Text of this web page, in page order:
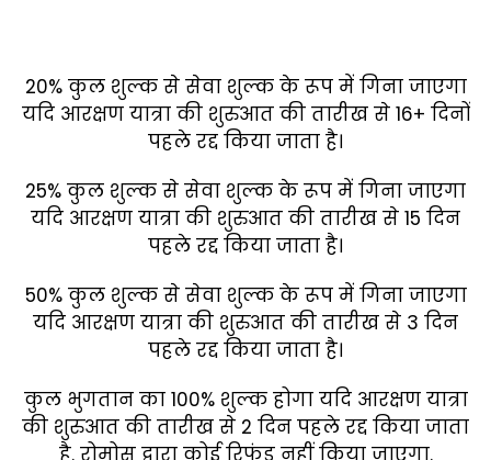
20% कुल शुल्क से सेवा शुल्क के रूप में गिना जाएगा
यदि आरक्षण यात्रा की शुरुआत की तारीख से 16+ दिनों
पहले रद्द किया जाता है।
25% कुल शुल्क से सेवा शुल्क के रूप में गिना जाएगा
यदि आरक्षण यात्रा की शुरुआत की तारीख से 15 दिन
पहले रद्द किया जाता है।
50% कुल शुल्क से सेवा शुल्क के रूप में गिना जाएगा
यदि आरक्षण यात्रा की शुरुआत की तारीख से 3 दिन
पहले रद्द किया जाता है।
कुल भुगतान का 100% शुल्क होगा यदि आरक्षण यात्रा
की शुरुआत की तारीख से 2 दिन पहले रद्द किया जाता
है. रोमोस द्वारा कोई रिफंड नहीं किया जाएगा.